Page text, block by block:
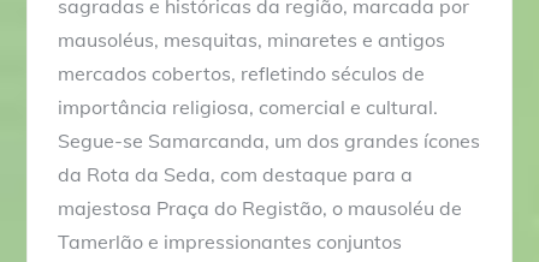
sagradas e históricas da região, marcada por
mausoléus, mesquitas, minaretes e antigos
mercados cobertos, refletindo séculos de
importância religiosa, comercial e cultural.
Segue-se Samarcanda, um dos grandes ícones
da Rota da Seda, com destaque para a
majestosa Praça do Registão, o mausoléu de
Tamerlão e impressionantes conjuntos